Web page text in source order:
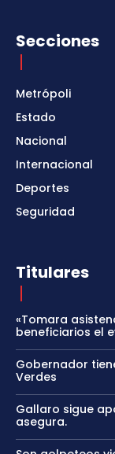
Secciones
Metrópoli
Estado
Nacional
Internacional
Deportes
Seguridad
Titulares
«Tomara
beneficiarios el
Gobernador
Verdes
Gallaro sigue
asegura.